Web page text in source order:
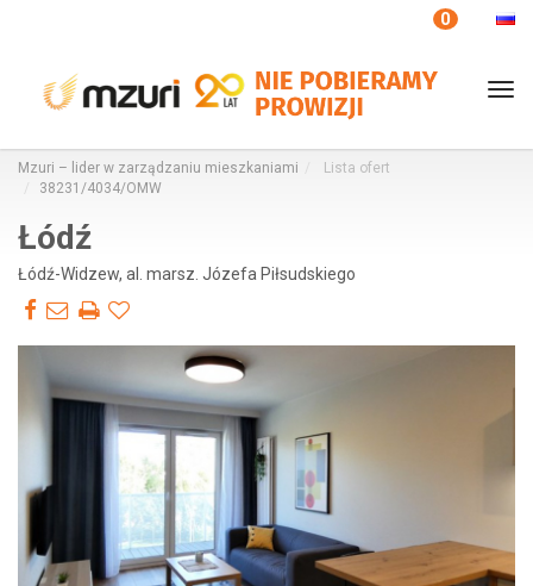
0
Mzuri – lider w zarządzaniu mieszkaniami
Lista ofert
38231/4034/OMW
Łódź
Łódź-Widzew, al. marsz. Józefa Piłsudskiego
Zdjęcie 1